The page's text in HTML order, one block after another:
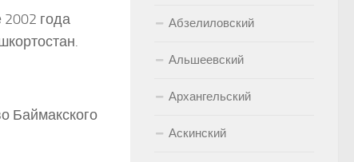
года
Баймакского
Абзелиловский
Альшеевский
Архангельский
Аскинский